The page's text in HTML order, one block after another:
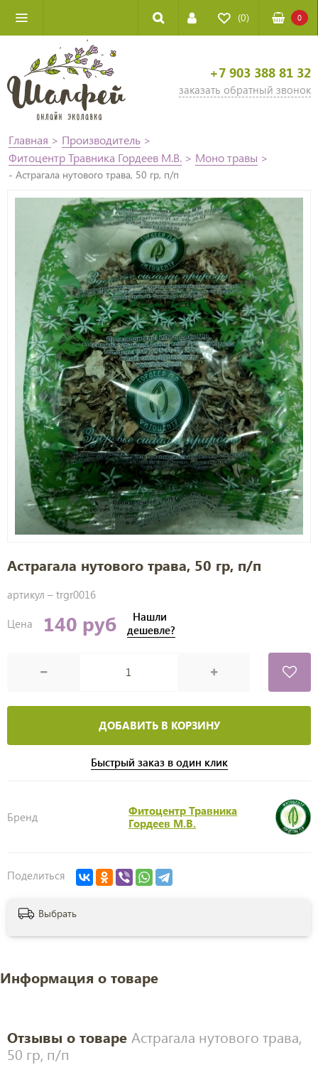
(0) 0
+7 903 388 81 32
заказать обратный звонок
Главная > Производитель >
Фитоцентр Травника Гордеев М.В. > Моно травы >
- Астрагала нутового трава, 50 гр, п/п
Астрагала нутового трава, 50 гр, п/п
артикул – trgr0016
Цена 140 руб
Нашли
дешевле?
ДОБАВИТЬ В КОРЗИНУ
Быстрый заказ в один клик
Бренд
Фитоцентр Травника
Гордеев М.В.
Поделиться
Выбрать
Информация о товаре
Отзывы о товаре Астрагала нутового трава,
50 гр, п/п